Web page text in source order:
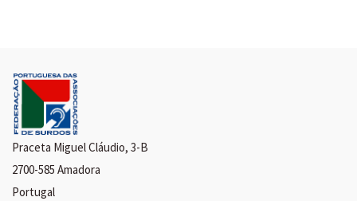
Praceta Miguel Cláudio, 3-B
2700-585 Amadora
Portugal